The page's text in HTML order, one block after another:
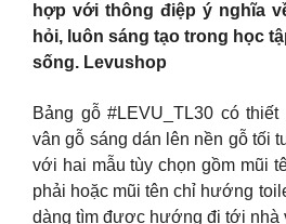
hợp với thông điệp ý nghĩa
hỏi, luôn sáng tạo trong học
sống. Levushop
Bảng gỗ #LEVU_TL30 có
vân gỗ sáng dán lên nền gỗ tối
với hai mẫu tùy chọn gồm mũi
phải hoặc mũi tên chỉ hướng
dàng tìm được hướng đi tới nhà